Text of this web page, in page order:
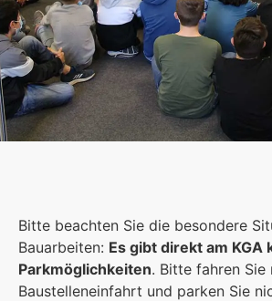
Wir haben Raum für offene
schafft Abwechslung im
Mehr erfahren
Bitte beachten Sie die besondere
Bauarbeiten: Es gibt direkt am KGA
Parkmöglichkeiten. Bitte fahren
Baustelleneinfahrt und parken Sie